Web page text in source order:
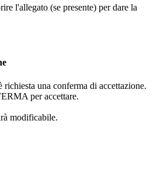
l'allegato (se presente) per dare la
richiesta una conferma di accettazione.
per accettare.
modificabile.